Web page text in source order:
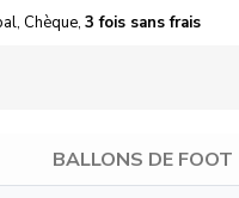
Chèque, 3 fois sans frais
BALLONS DE FOOT